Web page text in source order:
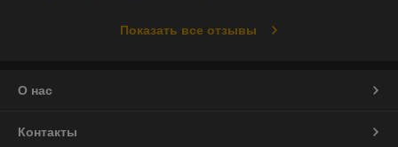
Показать все отзывы
О нас
Контакты